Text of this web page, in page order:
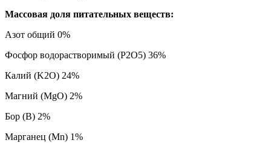
Массовая доля питательных веществ:
Азот общий 0%
Фосфор водорастворимый (P2O5) 36%
Калий (K2O) 24%
Магний (MgO) 2%
Бор (B) 2%
Марганец (Mn) 1%